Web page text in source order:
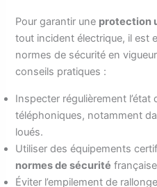
Pour garantir une protection
tout incident électrique, il est
normes de sécurité en
conseils pratiques :
Inspecter régulièrement
téléphoniques, notamment
loués.
Utiliser des équipements
normes de sécurité
Éviter l’empilement de